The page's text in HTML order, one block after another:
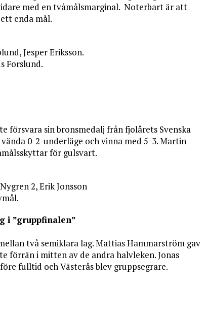
med en tvåmålsmarginal. Noterbart är att
enda mål.
Jesper Eriksson.
Forslund.
försvara sin bronsmedalj från fjolårets Svenska
0-2-underläge och vinna med 5-3. Martin
för gulsvart.
2, Erik Jonsson
i ”gruppfinalen”
två semiklara lag. Mattias Hammarström gav
förrän i mitten av de andra halvleken. Jonas
fulltid och Västerås blev gruppsegrare.